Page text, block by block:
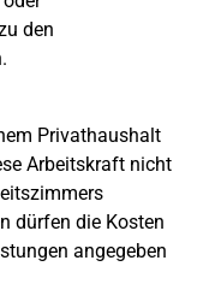
den
Privathaushalt
Arbeitskraft nicht
dürfen die Kosten
angegeben